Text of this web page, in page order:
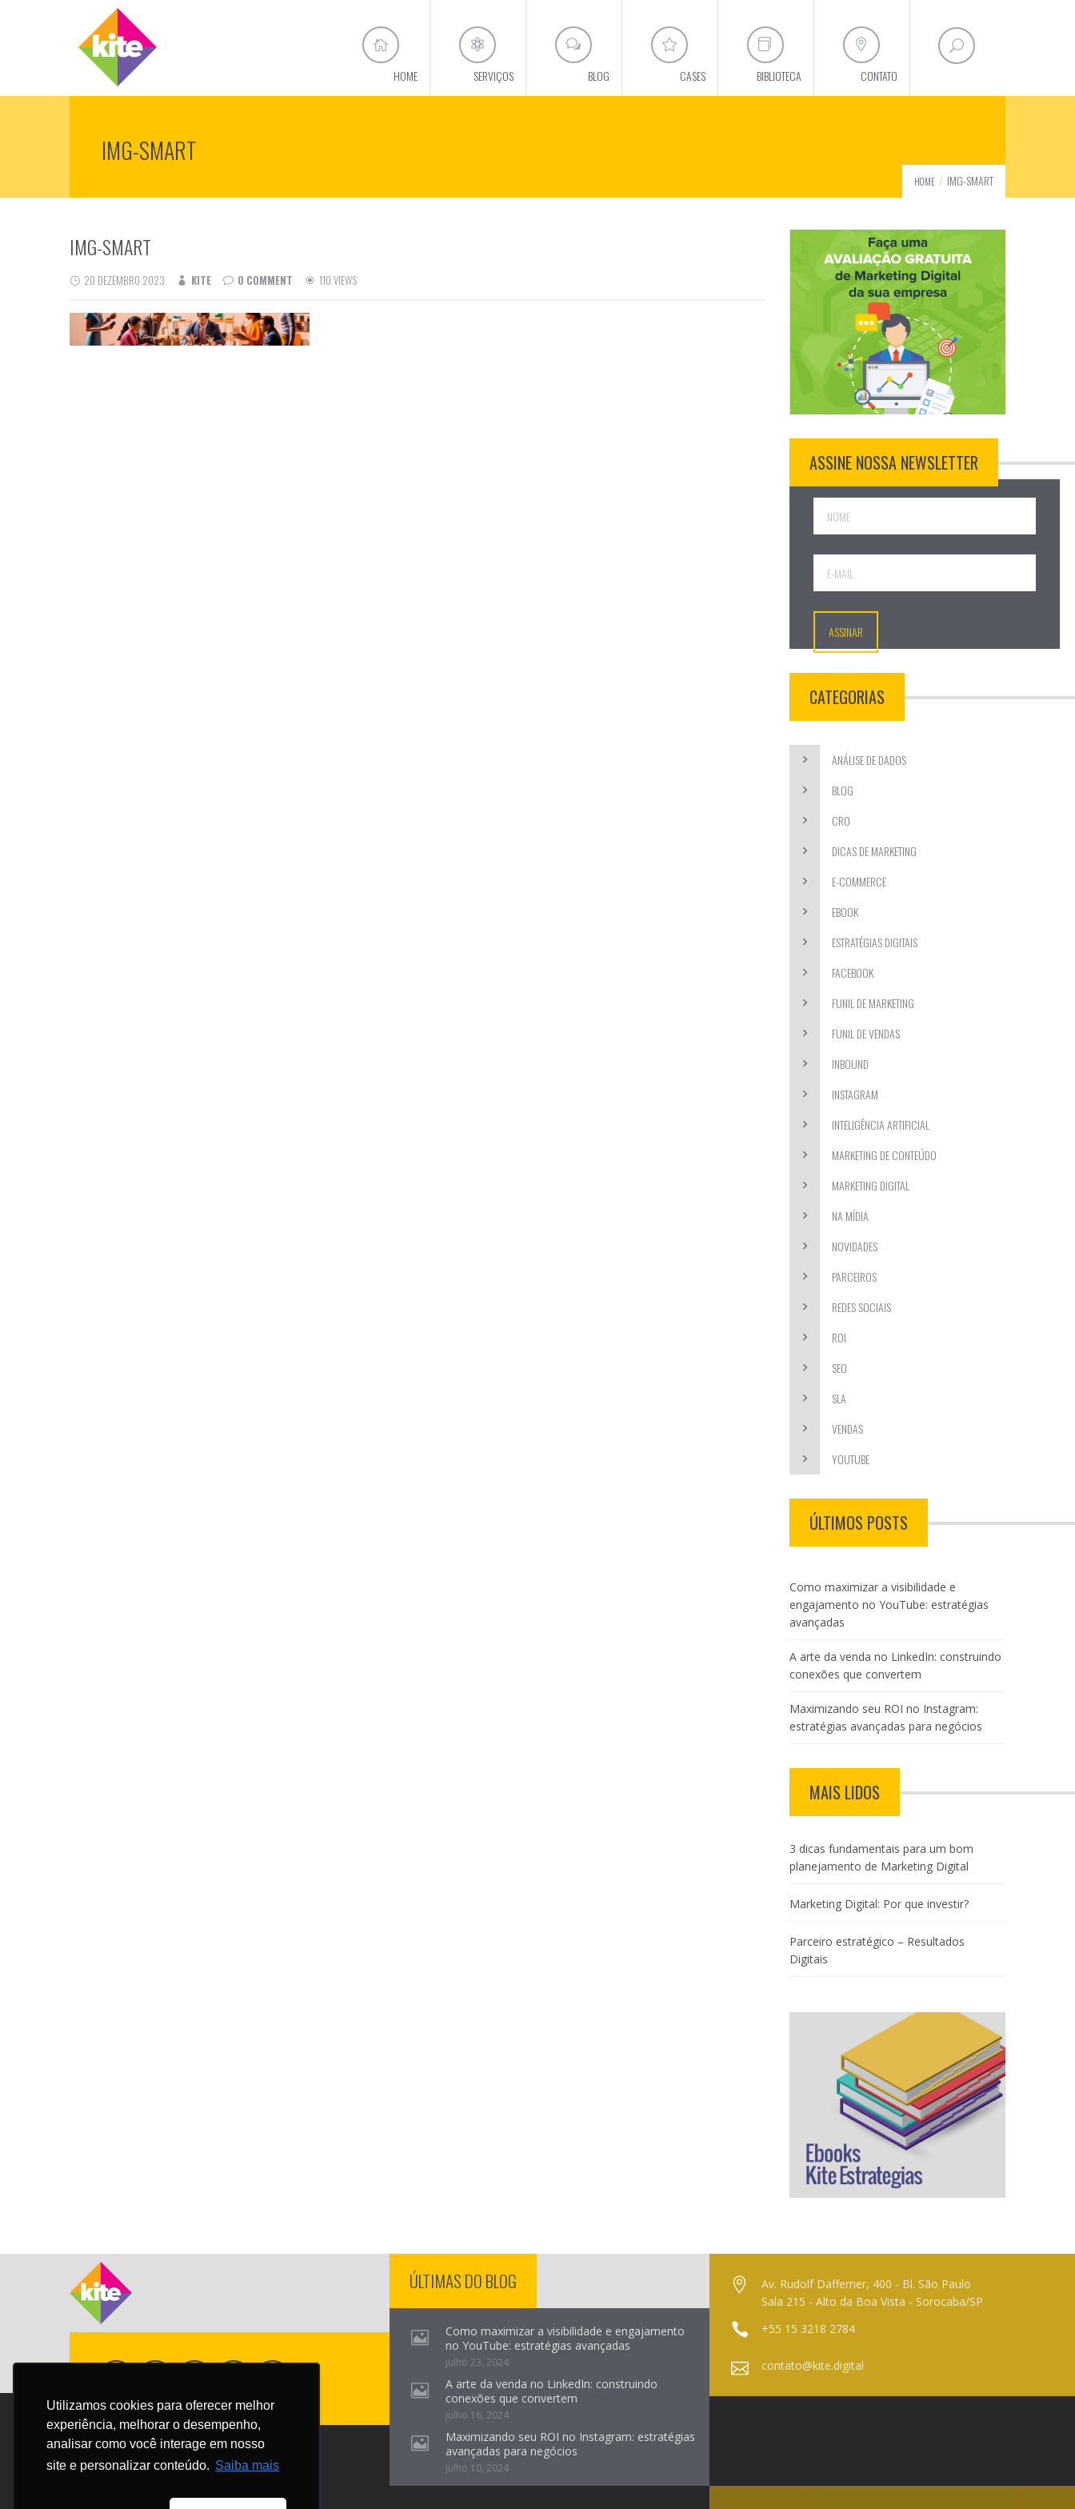
Utilizamos cookies para oferecer melhor
experiência, melhorar o desempenho,
analisar como você interage em nosso
site e personalizar conteúdo. Saiba mais
Utilizamos cookies para oferecer melhor
experiência, melhorar o desempenho,
analisar como você interage em nosso
site e personalizar conteúdo. Saiba mais
HOME SERVIÇOS BLOG CASES BIBLIOTECA CONTATO
IMG-SMART
HOME IMG-SMART
IMG-SMART
20 DEZEMBRO 2023 KITE 0 COMMENT 110 VIEWS
ASSINE NOSSA NEWSLETTER
CATEGORIAS
ANÁLISE DE DADOS
BLOG
CRO
DICAS DE MARKETING
E-COMMERCE
EBOOK
ESTRATÉGIAS DIGITAIS
FACEBOOK
FUNIL DE MARKETING
FUNIL DE VENDAS
INBOUND
INSTAGRAM
INTELIGÊNCIA ARTIFICIAL
MARKETING DE CONTEÚDO
MARKETING DIGITAL
NA MÍDIA
NOVIDADES
PARCEIROS
REDES SOCIAIS
ROI
SEO
SLA
VENDAS
YOUTUBE
ÚLTIMOS POSTS
Como maximizar a visibilidade e
engajamento no YouTube: estratégias
avançadas
A arte da venda no LinkedIn: construindo
conexões que convertem
Maximizando seu ROI no Instagram:
estratégias avançadas para negócios
MAIS LIDOS
3 dicas fundamentais para um bom
planejamento de Marketing Digital
Marketing Digital: Por que investir?
Parceiro estratégico – Resultados
Digitais
ÚLTIMAS DO BLOG
Como maximizar a visibilidade e engajamento
no YouTube: estratégias avançadas
julho 23, 2024
A arte da venda no LinkedIn: construindo
conexões que convertem
julho 16, 2024
Maximizando seu ROI no Instagram: estratégias
avançadas para negócios
julho 10, 2024
Av. Rudolf Dafferner, 400 - Bl. São Paulo
Sala 215 - Alto da Boa Vista - Sorocaba/SP
+55 15 3218 2784
contato@kite.digital